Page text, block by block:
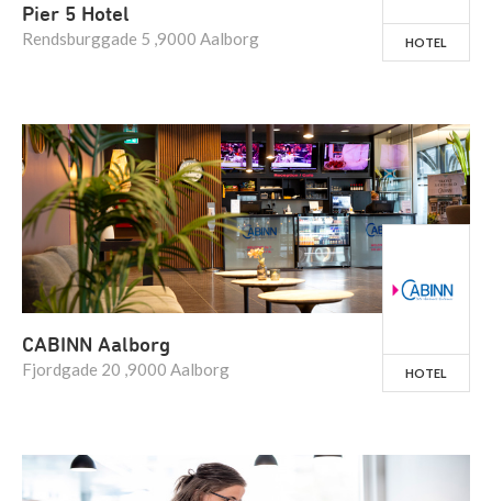
Pier 5 Hotel
Rendsburggade 5 ,9000 Aalborg HOTEL
CABINN Aalborg
Fjordgade 20 ,9000 Aalborg HOTEL